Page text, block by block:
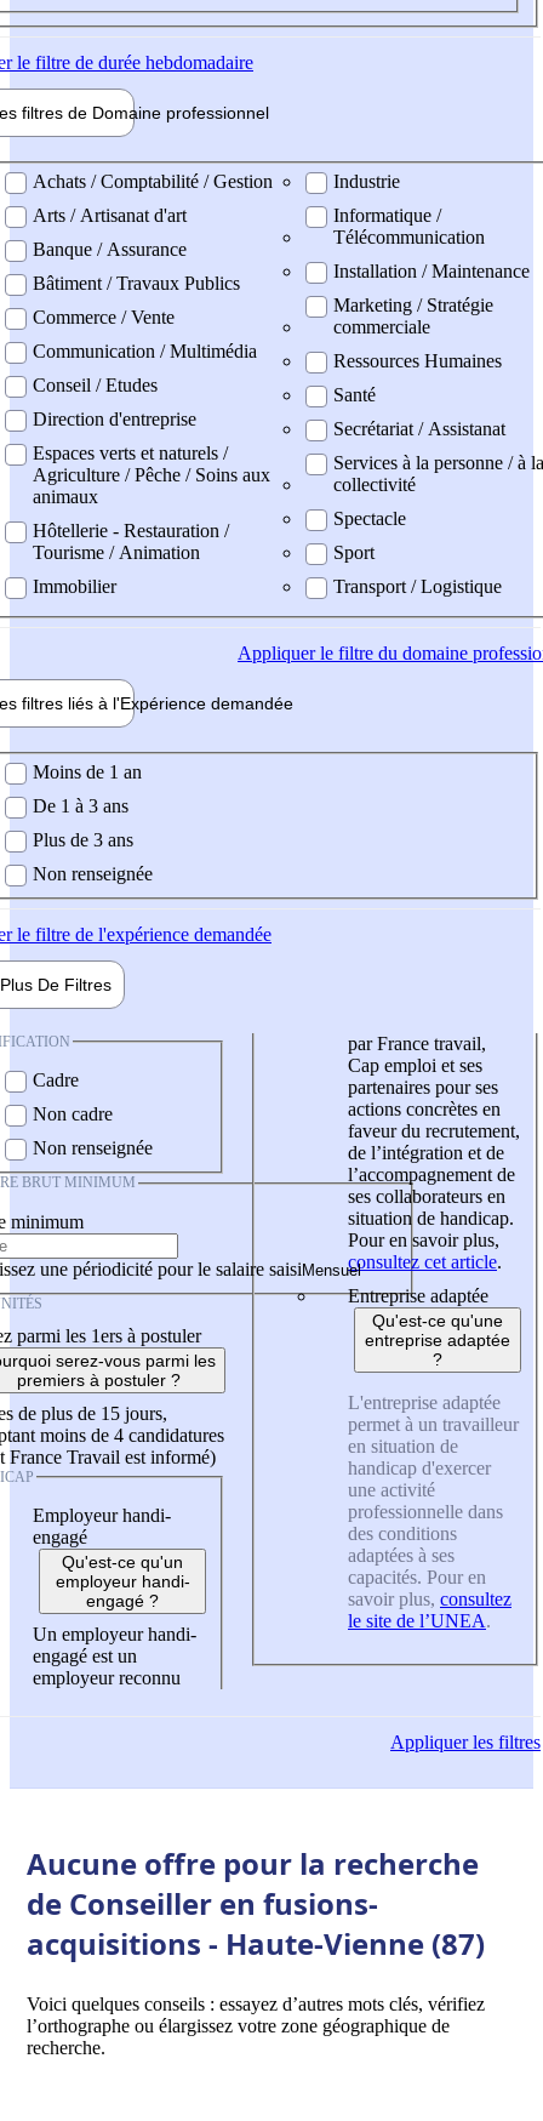
le filtre de durée hebdomadaire
filtres de Domaine professionnel
professionel
Achats / Comptabilité / Gestion
Arts / Artisanat d'art
Banque / Assurance
Bâtiment / Travaux Publics
Commerce / Vente
Communication / Multimédia
Conseil / Etudes
Direction d'entreprise
Espaces verts et naturels /
Agriculture / Pêche / Soins aux
animaux
Hôtellerie - Restauration /
Tourisme / Animation
Immobilier
Industrie
Informatique /
Télécommunication
Installation / Maintenance
Marketing / Stratégie
commerciale
Ressources Humaines
Santé
Secrétariat / Assistanat
Services à la personne / à la
collectivité
Spectacle
Sport
Transport / Logistique
Appliquerle filtre du domaine
filtres liés à l'Expérience demandée
demandée
Moins de 1 an
De 1 à 3 ans
Plus de 3 ans
Non renseignée
le filtre de l'expérience demandée
Plus De Filtres
Cadre
Non cadre
Non renseignée
BRUT MINIMUM
minimum
une périodicité pour le salaire saisi
parmi les 1ers à postuler
serez-vous parmi les
premiers à postuler ?
de plus de 15 jours,
moins de 4 candidatures
France Travail est informé)
Employeur handi-
engagé
Qu'est-ce qu'un
employeur handi-
engagé ?
Un employeur handi-
engagé est un
employeur reconnu
par France travail,
Cap emploi et ses
partenaires pour ses
actions concrètes en
faveur du recrutement,
de l’intégration et de
l’accompagnement de
ses collaborateurs en
situation de handicap.
Pour en savoir plus,
consultez cet article.
Entreprise adaptée
Qu'est-ce qu'une
entreprise adaptée
?
L'entreprise adaptée
permet à un travailleur
en situation de
handicap d'exercer
une activité
professionnelle dans
des conditions
adaptées à ses
capacités. Pour en
savoir plus, consultez
le site de l’UNEA.
Appliquerles filtres
Aucune offre pour la recherche
de Conseiller en fusions-
acquisitions - Haute-Vienne (87)
Voici quelques conseils : essayez d’autres mots clés, vérifiez
l’orthographe ou élargissez votre zone géographique de
recherche.